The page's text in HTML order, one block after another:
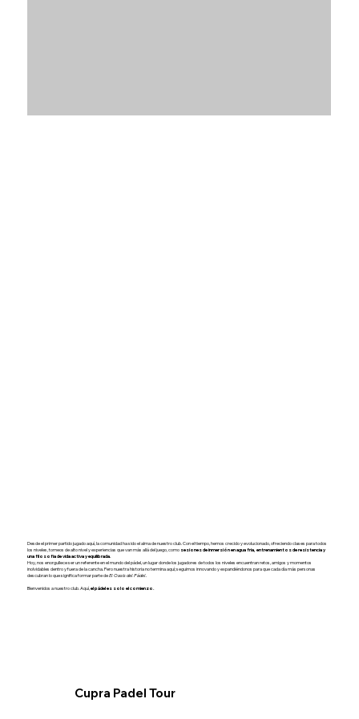
Cupra Padel Tour
Desde el primer partido jugado aquí, la comunidad ha sido el alma de nuestro club. Con el tiempo, hemos crecido y evolucionado, ofreciendo clases para todos
los niveles, torneos de alto nivel y experiencias que van más allá del juego, como sesiones de inmersión en agua fría, entrenamientos de resistencia y
una filosofía de vida activa y equilibrada.
Hoy, nos enorgullece ser un referente en el mundo del pádel, un lugar donde los jugadores de todos los niveles encuentran retos, amigos y momentos
inolvidables dentro y fuera de la cancha. Pero nuestra historia no termina aquí; seguimos innovando y expandiéndonos para que cada día más personas
descubran lo que significa formar parte deEl Oasis del Pádel.
Bienvenidos a nuestro club. Aquí,el pádel es solo el comienzo.